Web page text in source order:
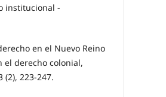
institucional -
en el Nuevo Reino
el derecho colonial,
(2), 223-247.